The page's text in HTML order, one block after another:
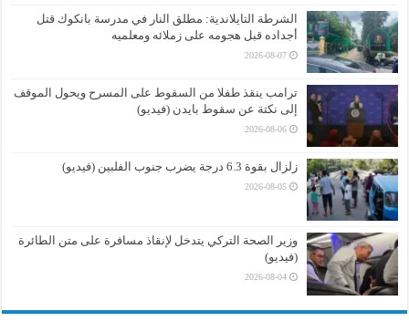
الشرطة التايلاندية: مطلق النار في مدرسة بانكوك قتل
أجداده قبل هجومه على زملائه ومعلميه
2026-08-07
ترامب ينقذ طفلا من السقوط على المسرح ويحول الموقف
إلى نكتة عن سقوط بايدن (فيديو)
2026-08-06
زلزال بقوة 6.3 درجة يضرب جنوب الفلبين (فيديو)
2026-08-05
وزير الصحة التركي يتدخل لإنقاذ مسافرة على متن الطائرة
(فيديو)
2026-08-04